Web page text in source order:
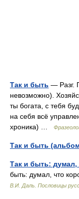
Так и быть — Разг.
невозможно).
ты богата, с тебя
на себя всё
хроника) …
Так и быть
Так и быть:
быть: думал, что
В.И. Даль. Пословицы